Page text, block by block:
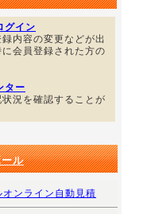
グイン
内容の変更などが出
会員登録された方の
ター
況を確認することが
ル
ンライン自動見積